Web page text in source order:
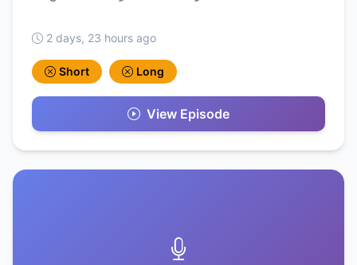
2 days, 23 hours ago
Short Long
View Episode